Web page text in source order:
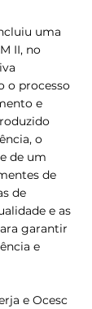
uma
II, no
o processo
e
o
de um
de
de
e as
garantir
e
e Ocesc